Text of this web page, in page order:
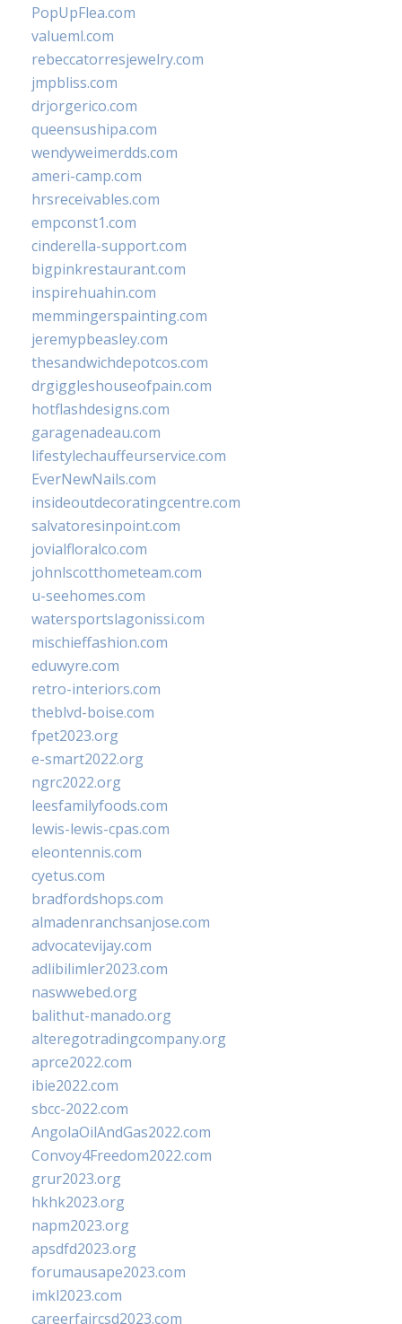
PopUpFlea.com
valueml.com
rebeccatorresjewelry.com
jmpbliss.com
drjorgerico.com
queensushipa.com
wendyweimerdds.com
ameri-camp.com
hrsreceivables.com
empconst1.com
cinderella-support.com
bigpinkrestaurant.com
inspirehuahin.com
memmingerspainting.com
jeremypbeasley.com
thesandwichdepotcos.com
drgiggleshouseofpain.com
hotflashdesigns.com
garagenadeau.com
lifestylechauffeurservice.com
EverNewNails.com
insideoutdecoratingcentre.com
salvatoresinpoint.com
jovialfloralco.com
johnlscotthometeam.com
u-seehomes.com
watersportslagonissi.com
mischieffashion.com
eduwyre.com
retro-interiors.com
theblvd-boise.com
fpet2023.org
e-smart2022.org
ngrc2022.org
leesfamilyfoods.com
lewis-lewis-cpas.com
eleontennis.com
cyetus.com
bradfordshops.com
almadenranchsanjose.com
advocatevijay.com
adlibilimler2023.com
naswwebed.org
balithut-manado.org
alteregotradingcompany.org
aprce2022.com
ibie2022.com
sbcc-2022.com
AngolaOilAndGas2022.com
Convoy4Freedom2022.com
grur2023.org
hkhk2023.org
napm2023.org
apsdfd2023.org
forumausape2023.com
imkl2023.com
careerfaircsd2023.com